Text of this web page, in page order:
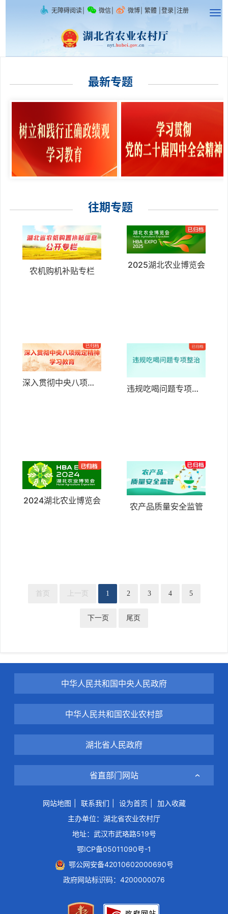
无障碍阅读 微信 微博 繁體 登录 注册
最新专题
往期专题
农机购机补贴专栏
2025湖北农业博览会
深入贯彻中央八项规定精神学习教育
违规吃喝问题专项整治
2024湖北农业博览会
农产品质量安全监管
首页 上一页 1 2 3 4 5
下一页 尾页
中华人民共和国中央人民政府
中华人民共和国农业农村部
湖北省人民政府
省直部门网站
网站地图 联系我们 设为首页
加入收藏
主办单位：湖北省农业农村厅
地址：武汉市武珞路519号
鄂ICP备05011090号-1
鄂公网安备42010602000690号
政府网站标识码：4200000076